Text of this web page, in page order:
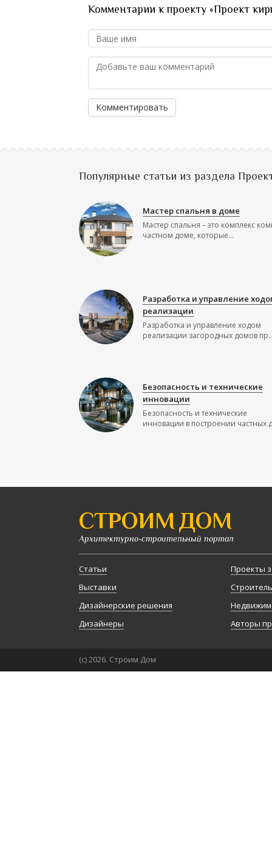
Комментарии к проекту «Проект
Комментировать
Популярные статьи из раздела
Мастер спальня в доме
Мастер спальня – это комплекс
частном доме, которые...
Разработка и управление
реализации
Разработка и управление ходом
реализации загородных домов
Безопасность и технические
инновации
Безопасность и технические
инновации в построении частных
СТРОИМ ДОМ
Архитектурно-строительный портал
Статьи
Выставки
Дизайнерские решения
Дизайнеры
Проекты
Авторы
(с) 2026. Строим Дом